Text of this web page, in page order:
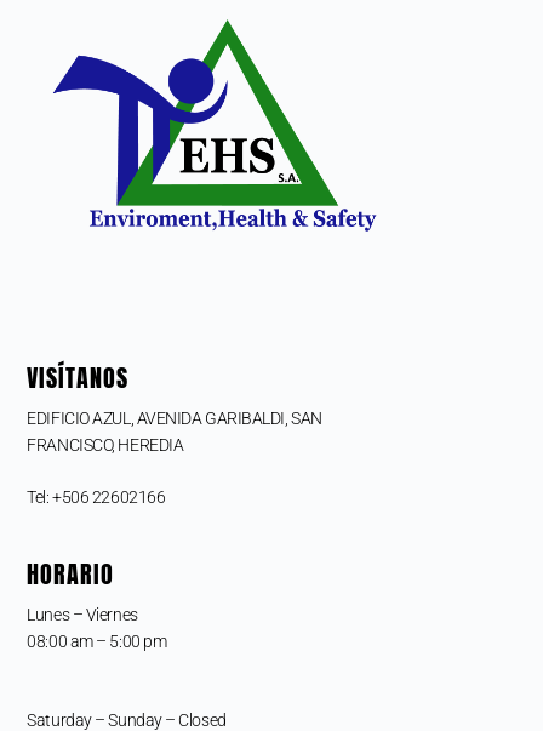
VISÍTANOS
EDIFICIO AZUL, AVENIDA GARIBALDI, SAN
FRANCISCO, HEREDIA
Tel: +506 22602166
HORARIO
Lunes – Viernes
08:00 am – 5:00 pm
Saturday – Sunday – Closed